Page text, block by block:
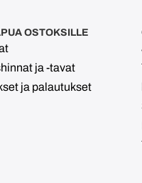
OSTOKSILLE
ja -tavat
ja palautukset